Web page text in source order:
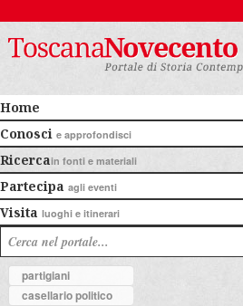
Home
Conosci e approfondisci
Ricercain fonti e materiali
Partecipa agli eventi
Visita luoghi e itinerari
partigiani
casellario politico